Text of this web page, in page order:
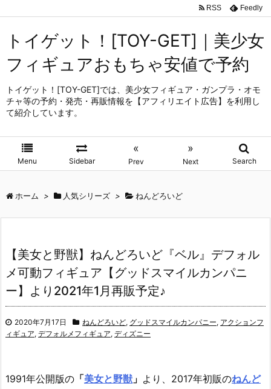
トイゲット！[TOY-GET]｜美少女
フィギュアおもちゃ安値で予約
トイゲット！[TOY-GET]では、美少女フィギュア・ガンプラ・オモ
チャ等の予約・発売・再販情報を【アフィリエイト広告】を利用し
て紹介しています。
Menu Sidebar
«
Prev
»
Next Search
RSS Feedly
ホーム > 人気シリーズ > ねんどろいど
【美女と野獣】ねんどろいど『ベル』デフォル
メ可動フィギュア【グッドスマイルカンパニ
ー】より2021年1月再販予定♪
2020年7月17日 ねんどろいど, グッドスマイルカンパニー, アクションフ
ィギュア, デフォルメフィギュア, ディズニー
1991年公開版の 「美女と野獣 」 より、2017年初販のねんど